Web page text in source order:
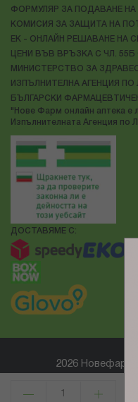
ФОРМУЛЯР ЗА ПОДАВАНЕ НА
КОМИСИЯ ЗА ЗАЩИТА НА
ЕК - ОНЛАЙН РЕШАВАНЕ НА
ЦЕНИ ВЪВ ВРЪЗКА С ЧЛ. 55Б
МИНИСТЕРСТВО ЗА
ИЗПЪЛНИТЕЛНА АГЕНЦИЯ ПО
БЪЛГАРСКИ
"Нове Фарм онлайн аптека е
Изпълнителната Агенция по
ДОСТАВЯМЕ С:
2026 Новефарм